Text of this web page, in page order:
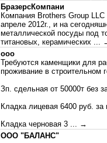
БразерсКомпани
Компания Brothers Group
апреле 2012г., и на
металлической посуды под
титановых, керамических
...
ооо
Требуются каменщики для
проживание в строительном
Зп. сдельная от 50000т без
Кладка лицевая 6400 руб. за
Кладка черновая 3
... →
ООО "БАЛАНС"